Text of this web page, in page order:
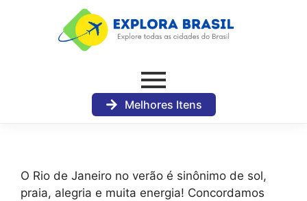
Melhores Itens
O Rio de Janeiro no verão é sinônimo de sol,
praia, alegria e muita energia! Concordamos